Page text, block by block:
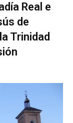
Real e
de
Trinidad